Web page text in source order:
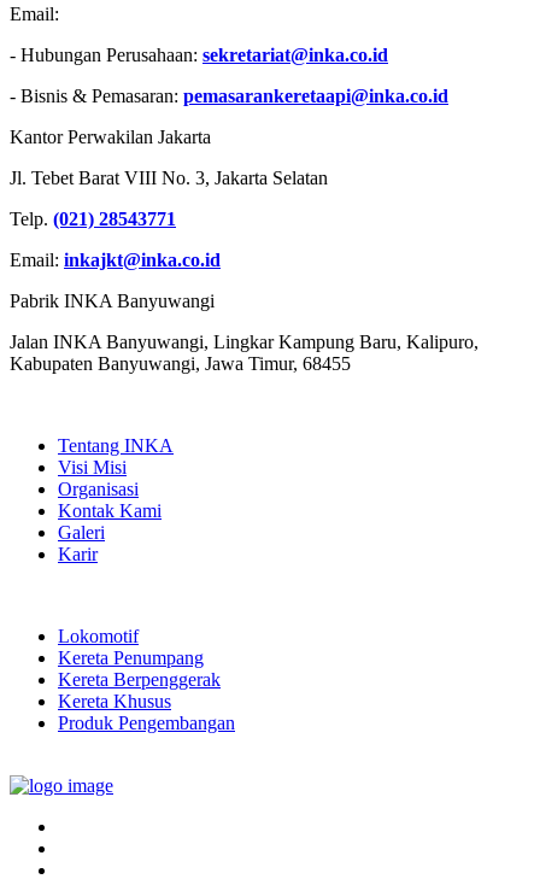
Email:
- Hubungan Perusahaan: sekretariat@inka.co.id
- Bisnis & Pemasaran: pemasarankeretaapi@inka.co.id
Kantor Perwakilan Jakarta
Jl. Tebet Barat VIII No. 3, Jakarta Selatan
Telp. (021) 28543771
Email: inkajkt@inka.co.id
Pabrik INKA Banyuwangi
Jalan INKA Banyuwangi, Lingkar Kampung Baru, Kalipuro,
Kabupaten Banyuwangi, Jawa Timur, 68455
Tentang INKA
Visi Misi
Organisasi
Kontak Kami
Galeri
Karir
Lokomotif
Kereta Penumpang
Kereta Berpenggerak
Kereta Khusus
Produk Pengembangan